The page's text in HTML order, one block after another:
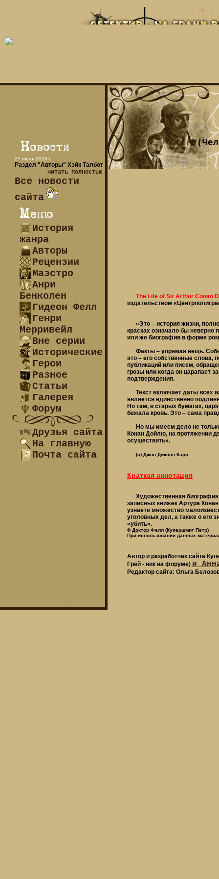
27 июля 2026 г.
Раздел "Авторы" Хэйк Талбот
читать полностью
Все новости
сайта
История
жанра
Авторы
Рецензии
Маэстро
Анри
Бенколен
Гидеон Фелл
Генри
Мерривейл
Вне серии
Исторические
Герои
Разное
Статьи
Галерея
Форум
Друзья сайта
На главную
Почта сайта
The Life of Sir Arthur Conan
издательством
«Это – история жизни,
красках означало бы неверно
или же биография в форме
Факты – упрямая вещь.
это – его собственные слова,
публикаций или писем,
грозы или когда он царапает
подтверждения.
Текст включает даты всех
является единственно
Но там, в старых бумагах,
бежала кровь. Это – сама
Но мы имеем дело не
Конан Дойлю, на протяжении
осуществить».
(c) Джон Диксон Карр.
Краткая аннотация
Художественная биография,
записных книжек Артура
узнаете множество
уголовных дел, а также о его
«убить».
© Доктор Фелл (Купершмит Петр)
При использовании данных
Автор и разработчик сайта
Грей - ник на форуме) и
Редактор сайта: Ольга